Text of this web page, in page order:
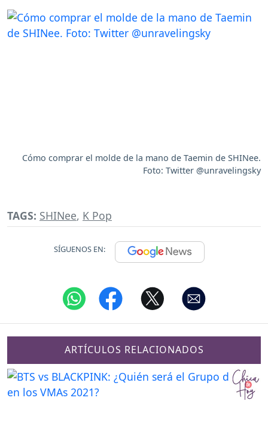
Cómo comprar el molde de la mano de Taemin de SHINee.
Foto: Twitter @unravelingsky
TAGS: SHINee, K Pop
SÍGUENOS EN:
ARTÍCULOS RELACIONADOS